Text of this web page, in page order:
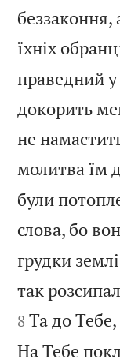
їхніх
праведний
докорить
не
молитва їм
були
слова, бо
грудки
так
8 Та до
На Тебе